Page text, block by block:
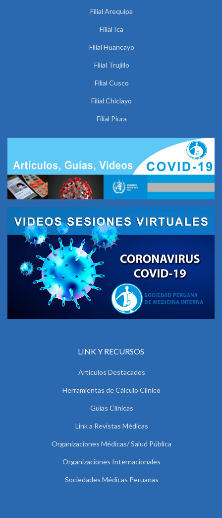
Filial Arequipa
Filial Ica
Filial Huancayo
Filial Trujillo
Filial Cusco
Filial Chiclayo
Filial Piura
LINK Y RECURSOS
Artículos Destacados
Herramientas de Cálculo Clínico
Guías Clínicas
Link a Revistas Médicas
Organizaciones Médicas/ Salud Pública
Organizaciones Internacionales
Sociedades Médicas Peruanas